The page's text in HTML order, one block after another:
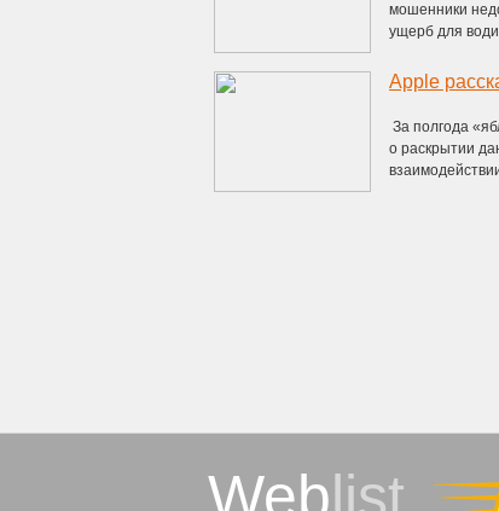
мошенники
ущерб для
Apple
За полгода
о раскрытии
Weblist